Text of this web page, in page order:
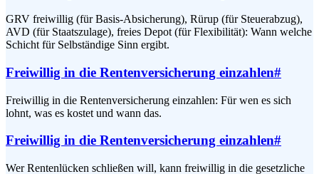
GRV freiwillig (für Basis-Absicherung), Rürup (für Steuerabzug),
AVD (für Staatszulage), freies Depot (für Flexibilität): Wann welche
Schicht für Selbständige Sinn ergibt.
Freiwillig in die Rentenversicherung einzahlen#
Freiwillig in die Rentenversicherung einzahlen: Für wen es sich
lohnt, was es kostet und wann das.
Freiwillig in die Rentenversicherung einzahlen#
Wer Rentenlücken schließen will, kann freiwillig in die gesetzliche